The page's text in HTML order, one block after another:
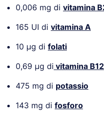
0,006 mg di vitamina
165 UI di vitamina A
10 µg di folati
0,69 µg di vitamina B12
475 mg di potassio
143 mg di fosforo